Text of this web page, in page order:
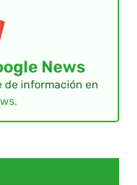
News
de información en